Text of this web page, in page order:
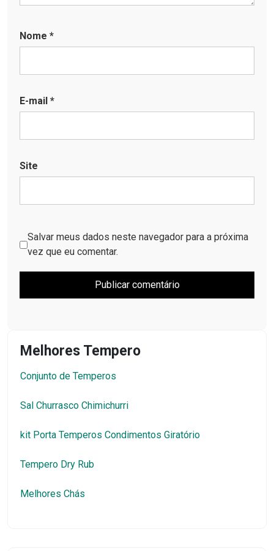
Nome *
E-mail *
Site
Salvar meus dados neste navegador para a próxima
vez que eu comentar.
Melhores Tempero
Conjunto de Temperos
Sal Churrasco Chimichurri
kit Porta Temperos Condimentos Giratório
Tempero Dry Rub
Melhores Chás